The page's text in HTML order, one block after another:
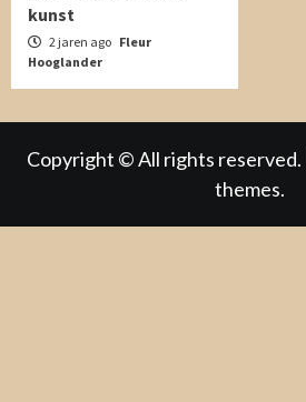
kunst
2 jaren ago Fleur
Hooglander
Copyright © All rights reserved.
themes.